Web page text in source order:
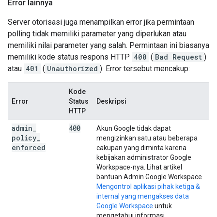
Error lainnya
Server otorisasi juga menampilkan error jika permintaan
polling tidak memiliki parameter yang diperlukan atau
memiliki nilai parameter yang salah. Permintaan ini biasanya
memiliki kode status respons HTTP 400 ( Bad Request )
atau 401 ( Unauthorized ). Error tersebut mencakup:
Error
Kode
Status
HTTP
Deskripsi
admin
policy
enforced
400
Akun Google tidak dapat
mengizinkan satu atau beberapa
cakupan yang diminta karena
kebijakan administrator Google
Workspace-nya. Lihat artikel
bantuan Admin Google Workspace
Mengontrol aplikasi pihak ketiga &
internal yang mengakses data
Google Workspace untuk